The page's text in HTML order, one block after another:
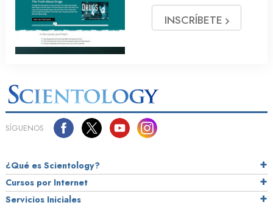
INSCRÍBETE
SÍGUENOS
¿Qué es Scientology?
Cursos por Internet
Servicios Iniciales